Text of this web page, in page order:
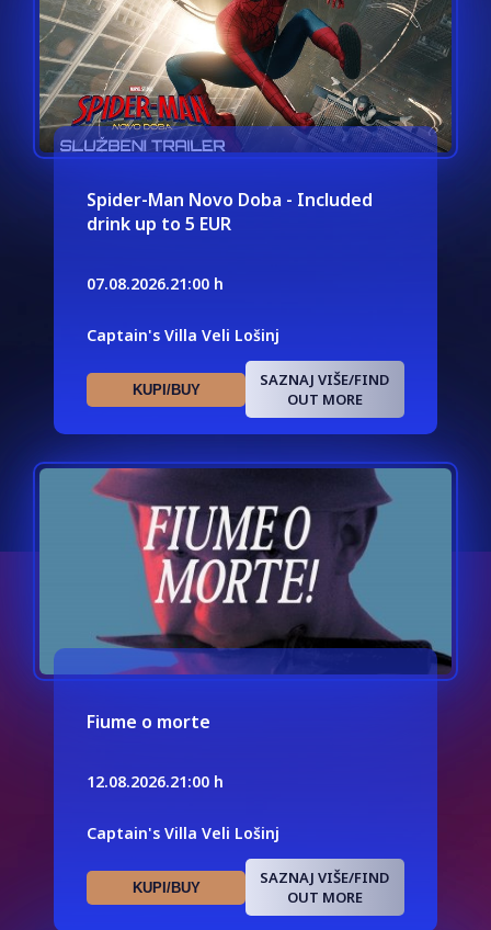
Spider-Man Novo Doba - Included
drink up to 5 EUR
07.08.2026.21:00 h
Captain's Villa Veli Lošinj
KUPI/BUY
SAZNAJ VIŠE/FIND
OUT MORE
Fiume o morte
12.08.2026.21:00 h
Captain's Villa Veli Lošinj
KUPI/BUY
SAZNAJ VIŠE/FIND
OUT MORE